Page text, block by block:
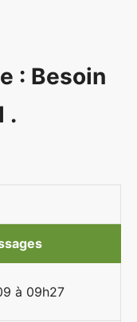
: Besoin
.
à 09h27